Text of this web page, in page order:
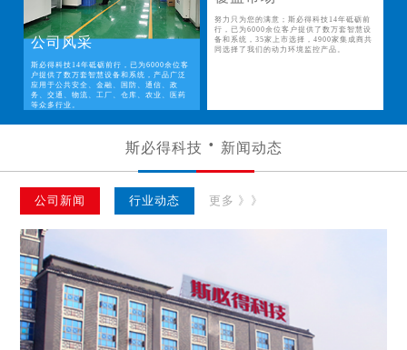
公司风采
斯必得科技14年砥砺前行，已为6000余位客
户提供了数万套智慧设备和系统，产品广泛
应用于公共安全、金融、国防、通信、政
务、交通、物流、工厂、仓库、农业、医药
等众多行业。
努力只为您的满意；斯必得科技14年砥砺前
行，已为6000余位客户提供了数万套智慧设
备和系统，35家上市选择，4900家集成商共
同选择了我们的动力环境监控产品。
斯必得科技 新闻动态
公司新闻 行业动态 更多 》》